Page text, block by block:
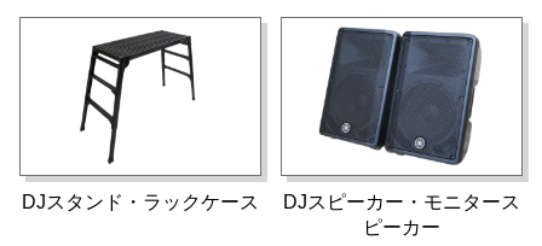
DJスタンド・ラックケース
DJスピーカー・モニタース
ピーカー